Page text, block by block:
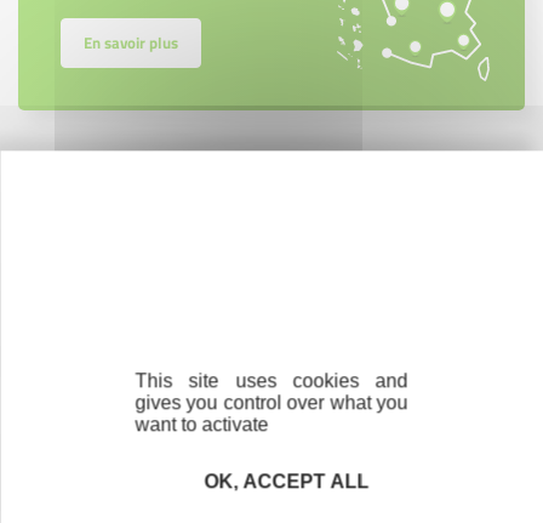
En savoir plus
MEMBRE DE
This site uses cookies and
gives you control over what you
want to activate
OK, ACCEPT ALL